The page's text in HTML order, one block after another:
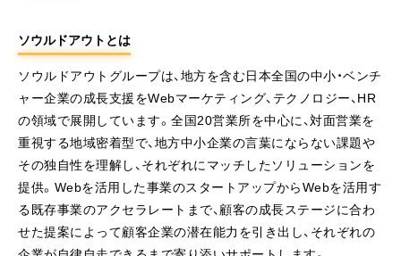
ソウルドアウトとは
ソウルドアウトグループは、地方を含む日本全国の中小・ベンチ
ャー企業の成長支援をWebマーケティング、テクノロジー、HR
の領域で展開しています。全国20営業所を中心に、対面営業を
重視する地域密着型で、地方中小企業の言葉にならない課題や
その独自性を理解し、それぞれにマッチしたソリューションを
提供。Webを活用した事業のスタートアップからWebを活用す
る既存事業のアクセラレートまで、顧客の成長ステージに合わ
せた提案によって顧客企業の潜在能力を引き出し、それぞれの